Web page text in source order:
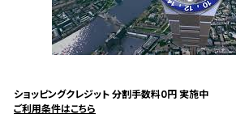
ショッピングクレジット 分割手数料0円 実施中
ご利用条件はこちら